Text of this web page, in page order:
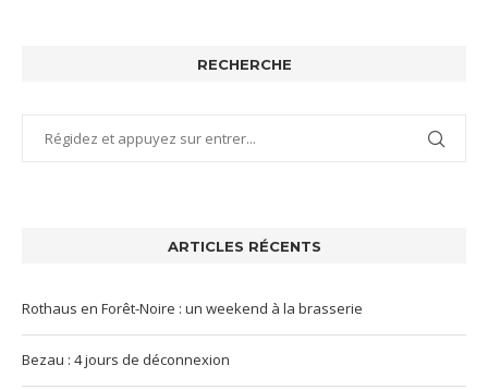
RECHERCHE
ARTICLES RÉCENTS
Rothaus en Forêt-Noire : un weekend à la brasserie
Bezau : 4 jours de déconnexion